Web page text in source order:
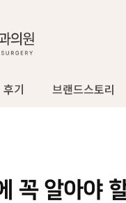
후기 브랜드스토리
꼭 알아야